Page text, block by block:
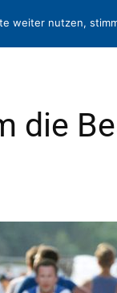
die
weiter nutzen,